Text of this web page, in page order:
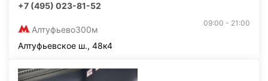
+7 (495) 023-81-52
Алтуфьево300м
09:00 - 21:00
Алтуфьевское ш., 48к4